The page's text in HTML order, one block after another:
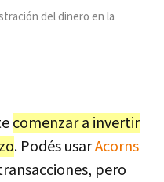
del dinero en la
comenzar a invertir
. Podés usarAcorns
pero